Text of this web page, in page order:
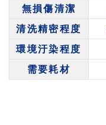
無損傷清潔
清洗精密程度
環境汙染程度
需要耗材